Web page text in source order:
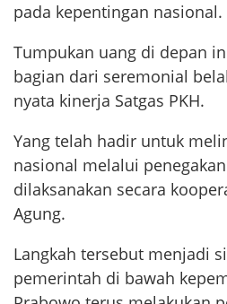
pada kepentingan nasional.
Tumpukan uang di depan
bagian dari seremonial
nyata kinerja Satgas PKH.
Yang telah hadir untuk
nasional melalui
dilaksanakan secara
Agung.
Langkah tersebut menjadi
pemerintah di bawah